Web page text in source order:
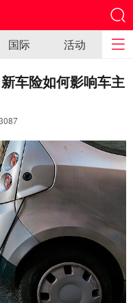
国际 活动
车险如何影响车主